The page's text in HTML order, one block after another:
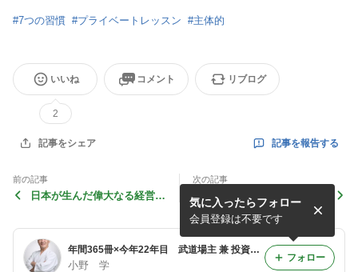
#7つの習慣 #プライベートレッスン #主体的
いいね
2
コメント リブログ
記事をシェア 記事を報告する
前の記事
日本が生んだ偉大なる経営イ
次の記事
週刊ダイヤモンド 11/15ブ
リヂストン リストラ後の跳
躍 25332
年間365冊×今年22年目 武道場主 兼 投資会社・コンサル会社 オーナー社長 兼 グロービス経営大学院准教授による読書日記
小野 学
気に入ったらフォロー
会員登録は不要です
フォロー